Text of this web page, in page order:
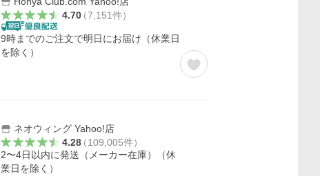
4.70（7,151件）
9時までのご注文で明日にお届け（休業日
を除く）
ネオウィング Yahoo!店
4.28（109,005件）
2〜4日以内に発送（メーカー在庫）（休
業日を除く）